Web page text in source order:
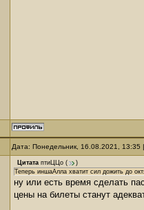
Дата: Понедельник, 16.08.2021,
Цитата птиЦЦо (
)
Теперь иншаАлла хватит сил дожить до
ну или есть время сделать
цены на билеты станут